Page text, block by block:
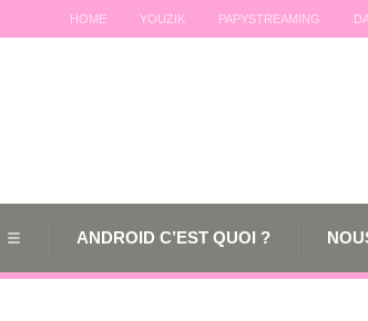
HOME YOUZIK PAPYSTREAMING
ANDROID C’EST QUOI ?